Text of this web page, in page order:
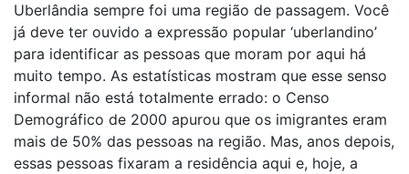
Uberlândia sempre foi uma região de passagem. Você
já deve ter ouvido a expressão popular ‘uberlandino’
para identificar as pessoas que moram por aqui há
muito tempo. As estatísticas mostram que esse senso
informal não está totalmente errado: o Censo
Demográfico de 2000 apurou que os imigrantes eram
mais de 50% das pessoas na região. Mas, anos depois,
essas pessoas fixaram a residência aqui e, hoje, a